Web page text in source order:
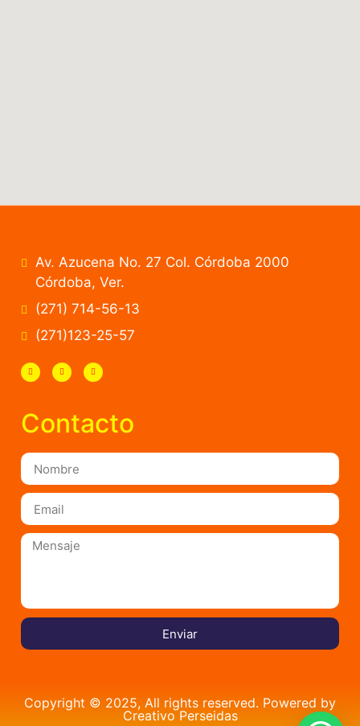
Av. Azucena No. 27 Col. Córdoba 2000
Córdoba, Ver.
(271) 714-56-13
(271)123-25-57
Contacto
Enviar
Copyright © 2025, All rights reserved. Powered by
Creativo Perseidas